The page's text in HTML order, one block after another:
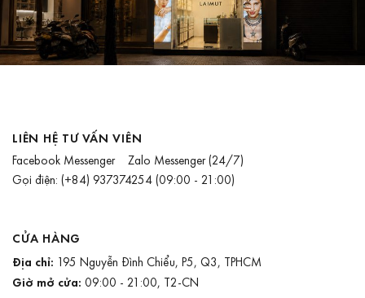
LIÊN HỆ TƯ VẤN VIÊN
Facebook Messenger Zalo Messenger(24/7)
Gọi điện: (+84) 937374254(09:00 - 21:00)
CỬA HÀNG
Địa chỉ: 195 Nguyễn Đình Chiểu, P5, Q3, TPHCM
Giờ mở cửa: 09:00 - 21:00, T2-CN